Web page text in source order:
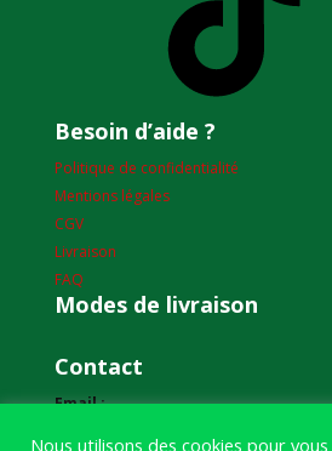
Besoin d’aide ?
Politique de confidentialité
Mentions légales
CGV
Livraison
FAQ
Modes de livraison
Contact
Email :
Nous utilisons des cookies pour